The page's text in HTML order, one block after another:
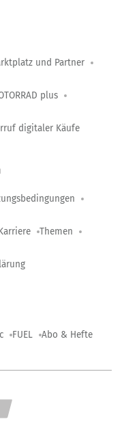
und Partner
plus
digitaler Käufe
Themen
FUEL Abo & Hefte